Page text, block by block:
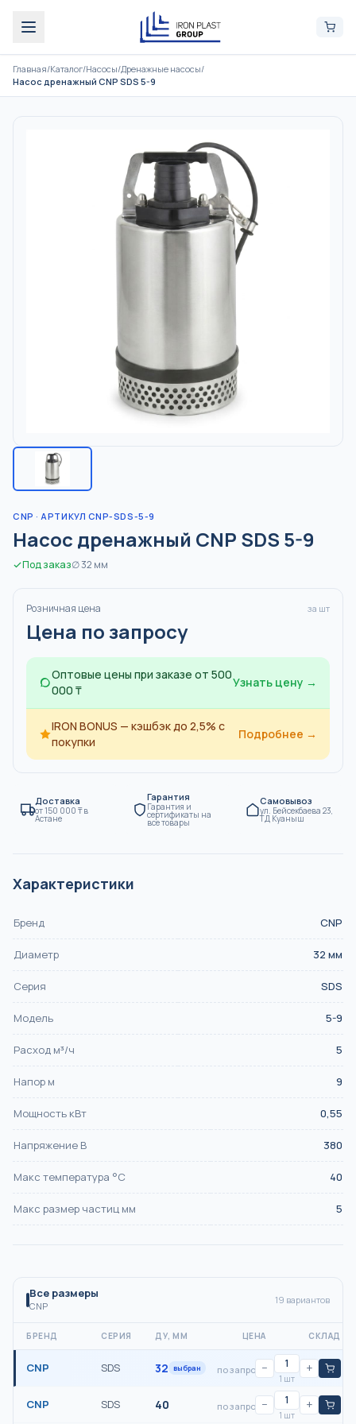
Главная/Каталог/Насосы/Дренажные насосы/
Насос дренажный CNP SDS 5-9
CNP · АРТИКУЛ CNP-SDS-5-9
Насос дренажный CNP SDS 5-9
Под заказ∅32 мм
Розничная цена за шт
Цена по запросу
Оптовые цены при заказе от 500
000 ₸
Узнать цену →
IRON BONUS — кэшбэк до 2,5% с
покупки
Подробнее →
Доставка
от150 000 ₸в
Астане
Гарантия
Гарантия и
сертификаты на
все товары
Самовывоз
ул. Бейсекбаева 23,
ТД Куаныш
Характеристики
Бренд CNP
Диаметр 32 мм
Серия SDS
Модель 5-9
Расход м³/ч 5
Напор м 9
Мощность кВт 0,55
Напряжение В 380
Макс температура °С 40
Макс размер частиц мм 5
Все размеры
CNP
19 вариантов
БРЕНД СЕРИЯ ДУ, ММ ЦЕНА СКЛАД
CNP SDS 32 выбран по запросу−
1 шт
+
CNP SDS 40 по запросу−
1 шт
+